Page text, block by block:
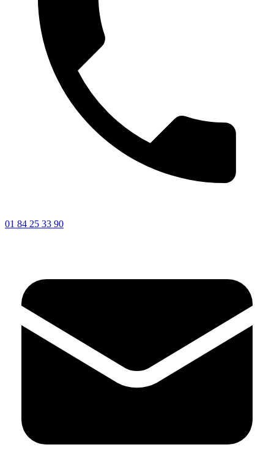
01 84 25 33 90